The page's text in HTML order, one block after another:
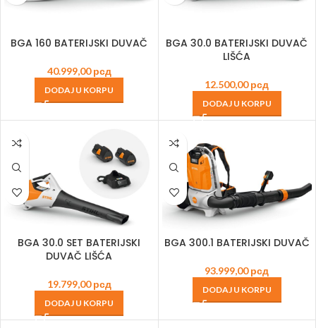
BGA 160 BATERIJSKI DUVAČ
40.999,00рсд
DODAJ U KORPU
BGA 30.0 BATERIJSKI DUVAČ
LIŠĆA
12.500,00рсд
DODAJ U KORPU
BGA 30.0 SET BATERIJSKI
DUVAČ LIŠĆA
19.799,00рсд
DODAJ U KORPU
BGA 300.1 BATERIJSKI DUVAČ
93.999,00рсд
DODAJ U KORPU